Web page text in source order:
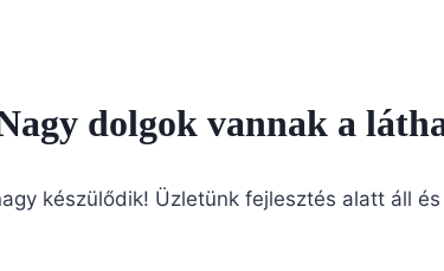
dolgok vannak a
készülődik! Üzletünk fejlesztés alatt áll